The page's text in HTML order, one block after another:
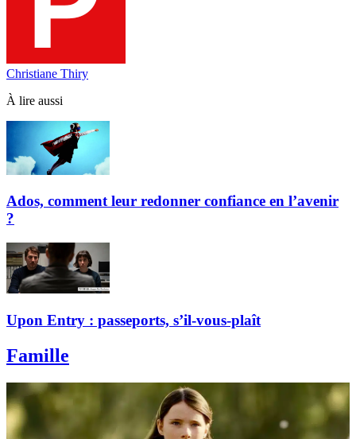
Christiane Thiry
À lire aussi
Ados, comment leur redonner confiance en l’avenir
?
Upon Entry : passeports, s’il-vous-plaît
Famille